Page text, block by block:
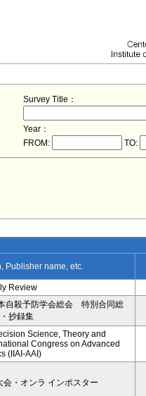
Survey Title：
Year：
FROM:
TO:
Publisher name, etc.
Review
自殺予防学会総会 特別合同総
抄録集
Science, Theory and
Congress on Advanced
(IIAI-AAI)
・オンラ インポスター